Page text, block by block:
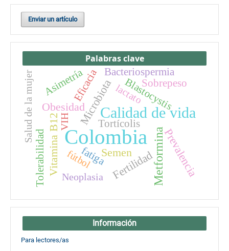
Enviar un artículo
Palabras clave
Colombia
Calidad de vida
Metformina
Microbiota
Obesidad
Semen
Fertilidad Prevalencia
Vitamina B12 fatiga
Eficacia
Tolerabilidad
Blastocystis
Tortícolis
Asimetría
Bacteriospermia
Sobrepeso
VIH
fútbol
lactato
Neoplasia
Salud de la mujer
Información
Para lectores/as